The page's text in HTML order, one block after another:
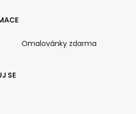
SE
Omalovánky zdarma